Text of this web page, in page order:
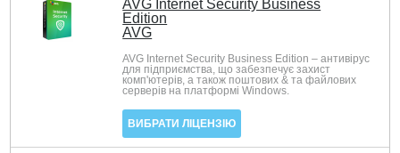
AVG Internet Security Business
Edition
AVG
AVG Internet Security Business Edition – антивірус
для підприємства, що забезпечує захист
комп'ютерів, а також поштових & та файлових
серверів на платформі Windows.
ВИБРАТИ ЛІЦЕНЗІЮ